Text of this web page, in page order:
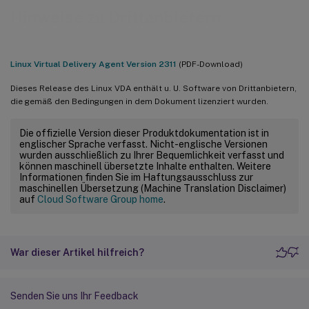
Linux Virtual Delivery Agent Version 2311 (PDF-Download)
Dieses Release des Linux VDA enthält u. U. Software von Drittanbietern,
die gemäß den Bedingungen in dem Dokument lizenziert wurden.
Die offizielle Version dieser Produktdokumentation ist in
englischer Sprache verfasst. Nicht-englische Versionen
wurden ausschließlich zu Ihrer Bequemlichkeit verfasst und
können maschinell übersetzte Inhalte enthalten. Weitere
Informationen finden Sie im Haftungsausschluss zur
maschinellen Übersetzung (Machine Translation Disclaimer)
auf Cloud Software Group home.
War dieser Artikel hilfreich?
Senden Sie uns Ihr Feedback